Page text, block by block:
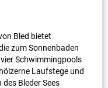
Bled bietet
zum Sonnenbaden
Schwimmingpools
Laufstege und
Bleder Sees